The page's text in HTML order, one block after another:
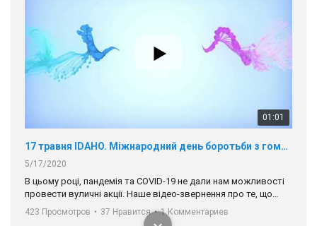
01:01
17 травня IDAHO. Міжнародний день боротьби з гомофобією трансфобією і біфобія.
5/17/2020
В цьому році, пандемія та COVІD-19 не дали нам можливості
провести вуличні акції. Наше відео-звернення про те, що
навіть коли ми у різних містах та не можемо зустрінеться, ми
разом. Ми закликаємо всіх хто поділяє цінності рівності та
423 Просмотров • 37 Нравится • 1 Комментариев